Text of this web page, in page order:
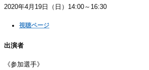
2020年4月19日（日）14:00～16:30
視聴ページ
出演者
《参加選手》